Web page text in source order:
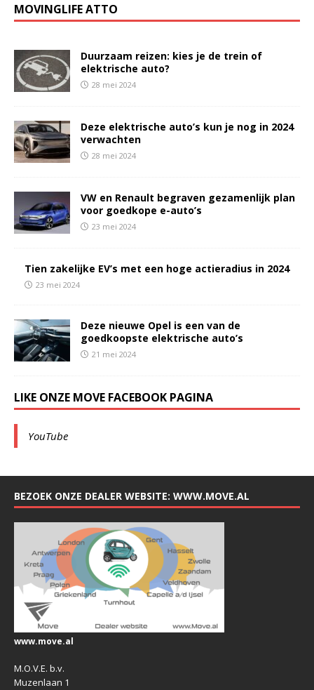
MOVINGLIFE ATTO
Duurzaam reizen: kies je de trein of
elektrische auto?
28 mei 2024
Deze elektrische auto’s kun je nog in 2024
verwachten
28 mei 2024
VW en Renault begraven gezamenlijk plan
voor goedkope e-auto’s
23 mei 2024
Tien zakelijke EV’s met een hoge actieradius in 2024
23 mei 2024
Deze nieuwe Opel is een van de
goedkoopste elektrische auto’s
21 mei 2024
LIKE ONZE MOVE FACEBOOK PAGINA
YouTube
BEZOEK ONZE DEALER WEBSITE: WWW.MOVE.AL
www.move.al
M.O.V.E. b.v.
Muzenlaan 1